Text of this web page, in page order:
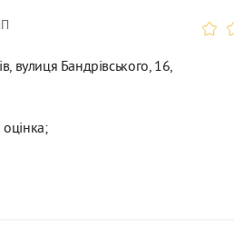
вулиця Бандрівського, 16,